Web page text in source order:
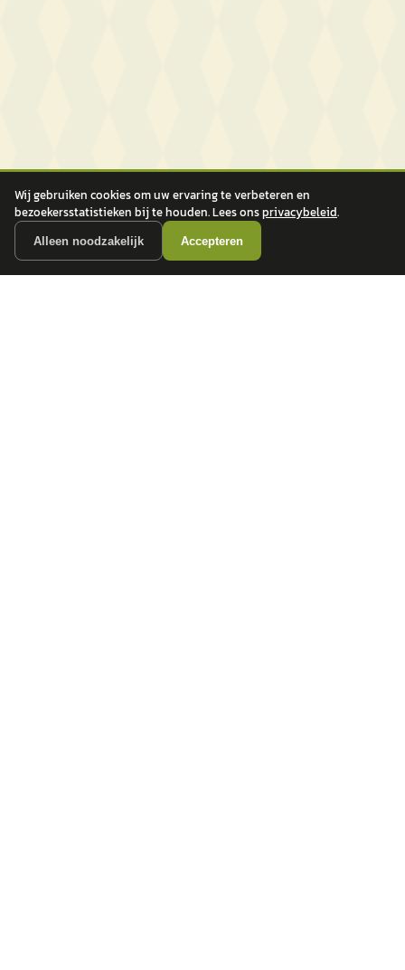
Wij gebruiken cookies om uw ervaring te verbeteren en
bezoekersstatistieken bij te houden. Lees onsprivacybeleid.
Alleen noodzakelijk Accepteren